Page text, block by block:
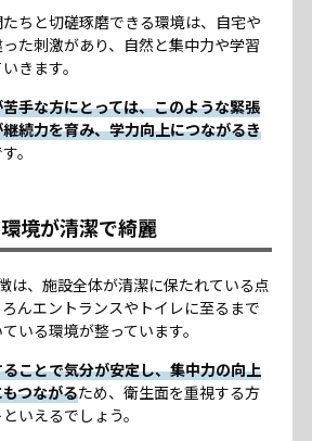
ちと切磋琢磨できる環境は、自宅や
た刺激があり、自然と集中力や学習
きます。
手な方にとっては、このような緊張
続力を育み、学力向上につながるき
。
境が清潔で綺麗
は、施設全体が清潔に保たれている点
んエントランスやトイレに至るまで
いる環境が整っています。
ことで気分が安定し、集中力の向上
つながるため、衛生面を重視する方
いえるでしょう。